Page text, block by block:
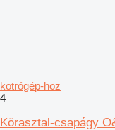
kotrógép-hoz
4
Körasztal-csapágy